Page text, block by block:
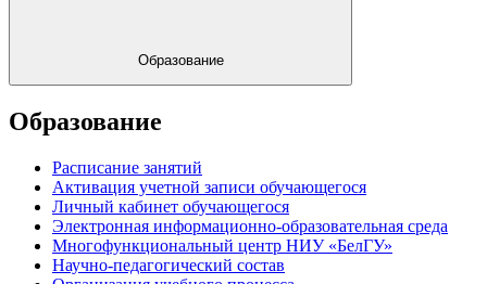
Образование
Образование
Расписание занятий
Активация учетной записи обучающегося
Личный кабинет обучающегося
Электронная информационно-образовательная среда
Многофункциональный центр НИУ «БелГУ»
Научно-педагогический состав